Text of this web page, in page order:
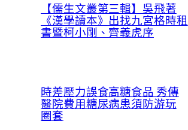
【儒生文叢第三輯】吳飛著
《漢學讀本》出找九宮格時租
書暨柯小剛、齊義虎序
時差壓力誤食高糖食品 秀傳
醫院費用糖尿病患須防游玩
圈套